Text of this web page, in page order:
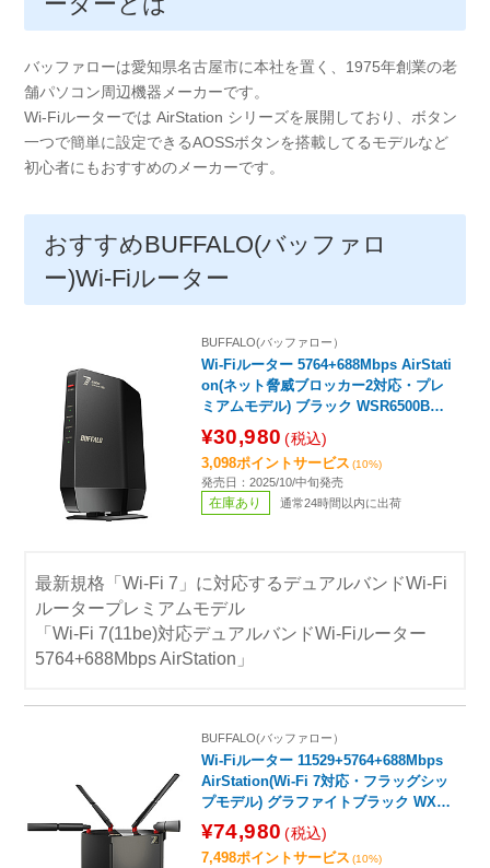
バッファローは愛知県名古屋市に本社を置く、1975年創業の老
舗パソコン周辺機器メーカーです。
Wi-Fiルーターでは AirStation シリーズを展開しており、ボタン
一つで簡単に設定できるAOSSボタンを搭載してるモデルなど
初心者にもおすすめのメーカーです。
おすすめBUFFALO(バッファロ
ー)Wi-Fiルーター
BUFFALO(バッファロー）
Wi-Fiルーター 5764+688Mbps AirStati
on(ネット脅威ブロッカー2対応・プレ
ミアムモデル) ブラック WSR6500BE6
P/CBK ［Wi-Fi 7(be) /IPv6対応］
¥30,980 (税込)
3,098ポイントサービス (10%)
発売日：2025/10/中旬発売
在庫あり 通常24時間以内に出荷
最新規格「Wi-Fi 7」に対応するデュアルバンドWi-Fi
ルータープレミアムモデル
「Wi-Fi 7(11be)対応デュアルバンドWi-Fiルーター
5764+688Mbps AirStation」
BUFFALO(バッファロー）
Wi-Fiルーター 11529+5764+688Mbps
AirStation(Wi-Fi 7対応・フラッグシッ
プモデル) グラファイトブラック WXR
18000BE10P ［Wi-Fi 7(be) /IPv6対
応］
¥74,980 (税込)
7,498ポイントサービス (10%)